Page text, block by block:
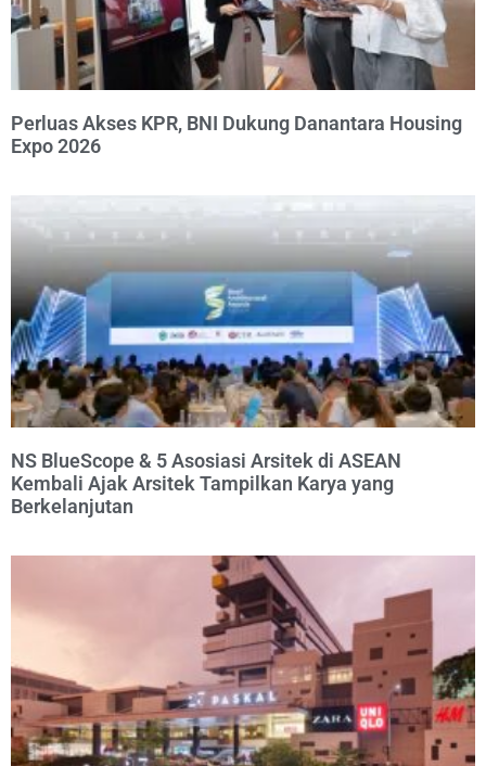
Perluas Akses KPR, BNI Dukung Danantara Housing
Expo 2026
NS BlueScope & 5 Asosiasi Arsitek di ASEAN
Kembali Ajak Arsitek Tampilkan Karya yang
Berkelanjutan